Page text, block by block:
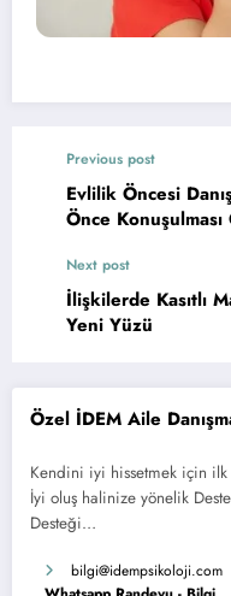
Özel İDEM Aile
Kendini iyi hissetmek için ilk
İyi oluş halinize yönelik
Desteği…
bilgi@idempsikoloji.com
Previous post
Evlilik Öncesi
Önce
Next post
İlişkilerde Kasıtlı
Yeni Yüzü